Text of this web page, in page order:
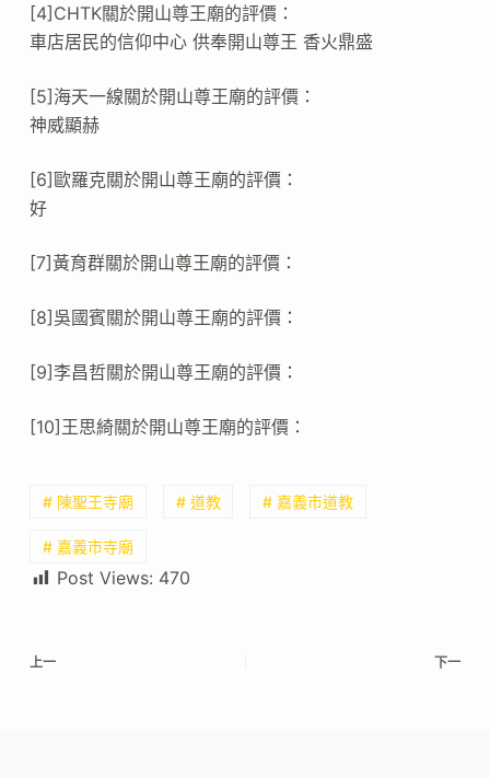
[4]CHTK關於開山尊王廟的評價：
車店居民的信仰中心 供奉開山尊王 香火鼎盛
[5]海天一線關於開山尊王廟的評價：
神威顯赫
[6]歐羅克關於開山尊王廟的評價：
好
[7]黃育群關於開山尊王廟的評價：
[8]吳國賓關於開山尊王廟的評價：
[9]李昌哲關於開山尊王廟的評價：
[10]王思綺關於開山尊王廟的評價：
# 陳聖王寺廟 # 道教 # 嘉義市道教
# 嘉義市寺廟
Post Views: 470
上一 下一